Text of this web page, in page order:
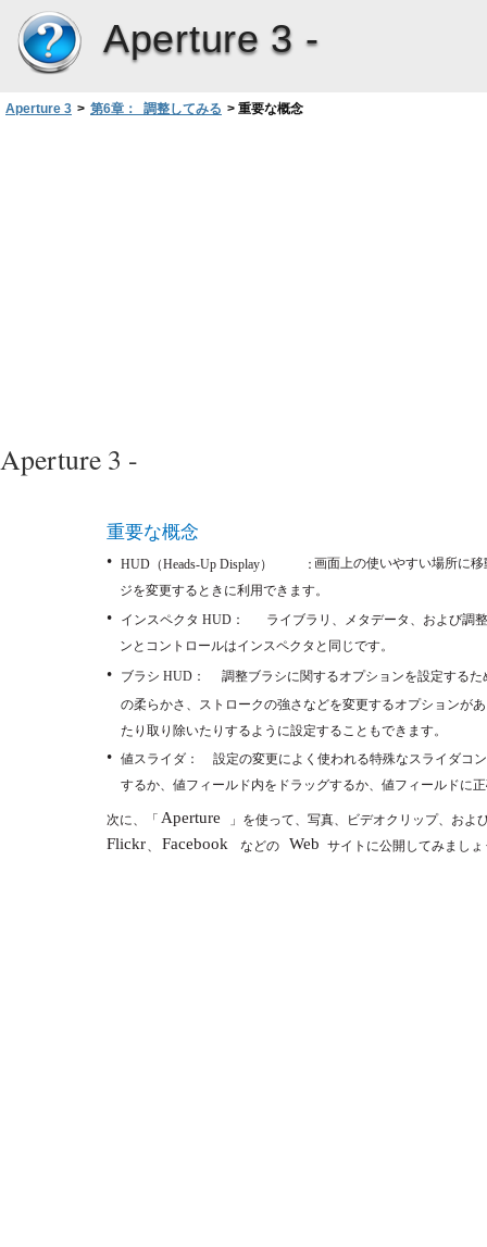
Aperture 3 -
Aperture 3 > 第6章： 調整してみる > 重要な概念
Aperture 3 -
重要な概念
HUD（Heads-Up Display） ：
•
画面上の使いやすい場所に
ジを変更するときに利用できます。
インスペクタ HUD：
•
ライブラリ、メタデータ、および調
ンとコントロールはインスペクタと同じです。
ブラシ HUD：
•
調整ブラシに関するオプションを設定するた
の柔らかさ、ストロークの強さなどを変更するオプションが
たり取り除いたりするように設定することもできます。
値スライダ：
•
設定の変更によく使われる特殊なスライダコ
するか、値フィールド内をドラッグするか、値フィールドに
次に、「 Aperture 」を使って、写真、ビデオクリップ、およ
Flickr、 Facebook などの Web サイトに公開してみましょ